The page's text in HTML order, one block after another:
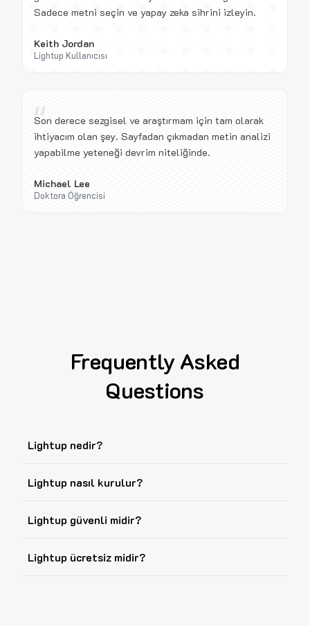
Sadece metni seçin ve yapay zeka sihrini izleyin.
Keith Jordan
Lightup Kullanıcısı
“
Son derece sezgisel ve araştırmam için tam olarak
ihtiyacım olan şey. Sayfadan çıkmadan metin analizi
yapabilme yeteneği devrim niteliğinde.
Michael Lee
Doktora Öğrencisi
Frequently Asked
Questions
Lightup nedir?
Lightup nasıl kurulur?
Lightup güvenli midir?
Lightup ücretsiz midir?